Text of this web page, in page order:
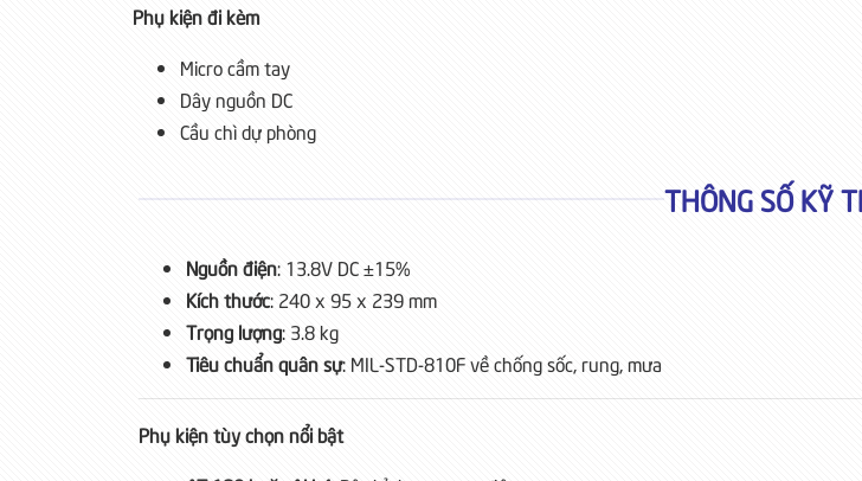
Phụ kiện đi kèm
Micro cầm tay
Dây nguồn DC
Cầu chì dự phòng
THÔNG SỐ KỸ
Nguồn điện: 13.8V DC ±15%
Kích thước: 240 x 95 x 239 mm
Trọng lượng: 3.8 kg
Tiêu chuẩn quân sự: MIL-STD-810F về chống sốc, rung, mưa
Phụ kiện tùy chọn nổi bật